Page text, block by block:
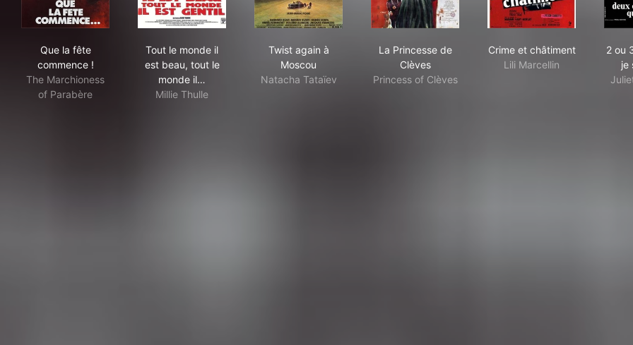
Que la fête
commence !
The Marchioness
of Parabère
Tout le monde il
est beau, tout le
monde il…
Millie Thulle
Twist again à
Moscou
Natacha Tataïev
La Princesse de
Clèves
Princess of Clèves
Crime et châtiment
Lili Marcellin
2 ou
je